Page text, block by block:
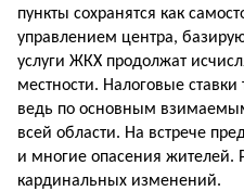
пункты сохранятся как
управлением центра,
услуги ЖКХ продолжат
местности. Налоговые
ведь по основным
всей области. На встрече
и многие опасения жителей.
кардинальных изменений.